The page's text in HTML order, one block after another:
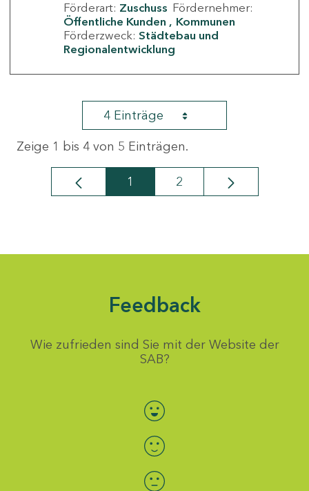
Förderart: Zuschuss Fördernehmer:
Öffentliche Kunden
Kommunen
Förderzweck: Städtebau und
Regionalentwicklung
4 Einträge
Zeige 1 bis 4 von 5 Einträgen.
Seite
1 Seite
2
Feedback
Wie zufrieden sind Sie mit der Website der
SAB?
Bewertung auswählen